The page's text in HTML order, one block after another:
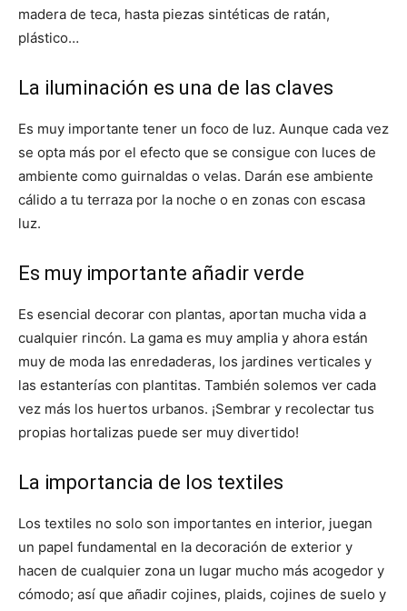
madera de teca, hasta piezas sintéticas de ratán,
plástico…
La iluminación es una de las claves
Es muy importante tener un foco de luz. Aunque cada vez
se opta más por el efecto que se consigue con luces de
ambiente como guirnaldas o velas. Darán ese ambiente
cálido a tu terraza por la noche o en zonas con escasa
luz.
Es muy importante añadir verde
Es esencial decorar con plantas, aportan mucha vida a
cualquier rincón. La gama es muy amplia y ahora están
muy de moda las enredaderas, los jardines verticales y
las estanterías con plantitas. También solemos ver cada
vez más los huertos urbanos. ¡Sembrar y recolectar tus
propias hortalizas puede ser muy divertido!
La importancia de los textiles
Los textiles no solo son importantes en interior, juegan
un papel fundamental en la decoración de exterior y
hacen de cualquier zona un lugar mucho más acogedor y
cómodo; así que añadir cojines, plaids, cojines de suelo y